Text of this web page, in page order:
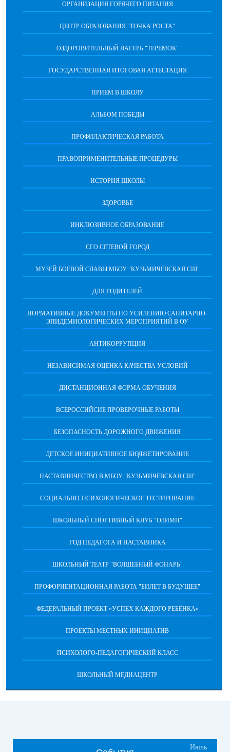
ОРГАНИЗАЦИЯ ГОРЯЧЕГО ПИТАНИЯ
ЦЕНТР ОБРАЗОВАНИЯ "ТОЧКА РОСТА"
ОЗДОРОВИТЕЛЬНЫЙ ЛАГЕРЬ "ТЕРЕМОК"
ГОСУДАРСТВЕННАЯ ИТОГОВАЯ АТТЕСТАЦИЯ
ПРИЕМ В ШКОЛУ
АЛЬБОМ ПОБЕДЫ
ПРОФИЛАКТИЧЕСКАЯ РАБОТА
ПРАВОПРИМЕНИТЕЛЬНЫЕ ПРОЦЕДУРЫ
ИСТОРИЯ ШКОЛЫ
ЗДОРОВЬЕ
ИНКЛЮЗИВНОЕ ОБРАЗОВАНИЕ
СГО СЕТЕВОЙ ГОРОД
МУЗЕЙ БОЕВОЙ СЛАВЫ МБОУ "КУЗЬМИЧЁВСКАЯ СШ"
ДЛЯ РОДИТЕЛЕЙ
НОРМАТИВНЫЕ ДОКУМЕНТЫ ПО УСИЛЕНИЮ САНИТАРНО-
ЭПИДЕМИОЛОГИЧЕСКИХ МЕРОПРИЯТИЙ В ОУ
АНТИКОРРУПЦИЯ
НЕЗАВИСИМАЯ ОЦЕНКА КАЧЕСТВА УСЛОВИЙ
ДИСТАНЦИОННАЯ ФОРМА ОБУЧЕНИЯ
ВСЕРОССИЙСИЕ ПРОВЕРОЧНЫЕ РАБОТЫ
БЕЗОПАСНОСТЬ ДОРОЖНОГО ДВИЖЕНИЯ
ДЕТСКОЕ ИНИЦИАТИВНОЕ БЮДЖЕТИРОВАНИЕ
НАСТАВНИЧЕСТВО В МБОУ "КУЗЬМИЧЁВСКАЯ СШ"
СОЦИАЛЬНО-ПСИХОЛОГИЧЕСКОЕ ТЕСТИРОВАНИЕ
ШКОЛЬНЫЙ СПОРТИВНЫЙ КЛУБ "ОЛИМП"
ГОД ПЕДАГОГА И НАСТАВНИКА
ШКОЛЬНЫЙ ТЕАТР "ВОЛШЕБНЫЙ ФОНАРЬ"
ПРОФОРИЕНТАЦИОННАЯ РАБОТА "БИЛЕТ В БУДУЩЕЕ"
ФЕДЕРАЛЬНЫЙ ПРОЕКТ «УСПЕХ КАЖДОГО РЕБЁНКА»
ПРОЕКТЫ МЕСТНЫХ ИНИЦИАТИВ
ПСИХОЛОГО-ПЕДАГОГИЧЕСКИЙ КЛАСС
ШКОЛЬНЫЙ МЕДИАЦЕНТР
Июль